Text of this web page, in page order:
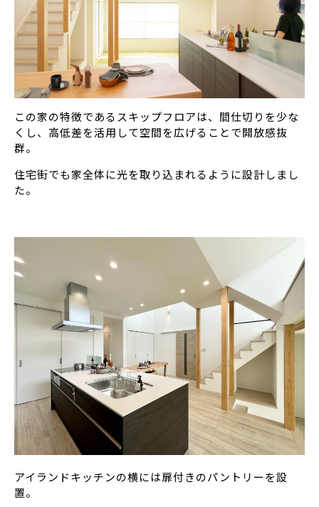
この家の特徴であるスキップフロアは、間仕切りを少な
くし、高低差を活用して空間を広げることで開放感抜
群。
住宅街でも家全体に光を取り込まれるように設計しまし
た。
アイランドキッチンの横には扉付きのパントリーを設
置。